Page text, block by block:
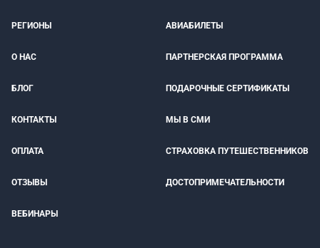
РЕГИОНЫ АВИАБИЛЕТЫ
О НАС ПАРТНЕРСКАЯ ПРОГРАММА
БЛОГ ПОДАРОЧНЫЕ СЕРТИФИКАТЫ
КОНТАКТЫ МЫ В СМИ
ОПЛАТА СТРАХОВКА ПУТЕШЕСТВЕННИКОВ
ОТЗЫВЫ ДОСТОПРИМЕЧАТЕЛЬНОСТИ
ВЕБИНАРЫ